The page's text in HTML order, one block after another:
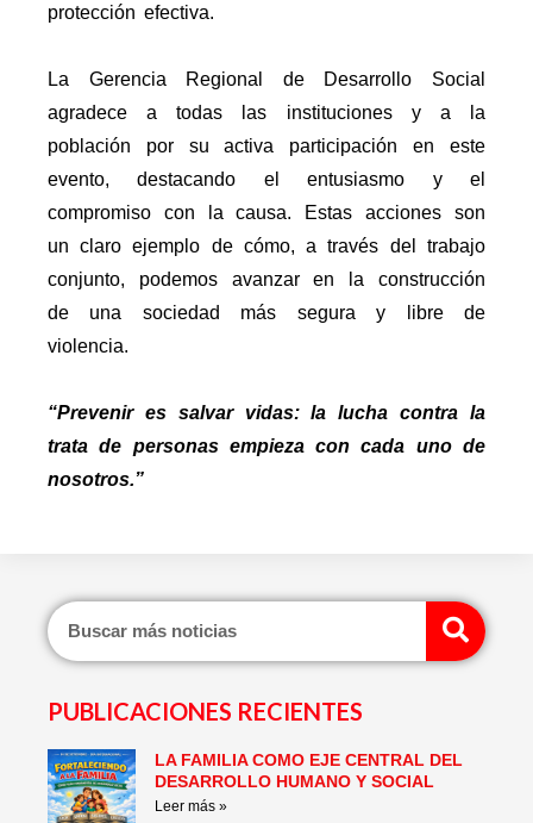
protección efectiva.
La Gerencia Regional de Desarrollo Social
agradece a todas las instituciones y a la
población por su activa participación en este
evento, destacando el entusiasmo y el
compromiso con la causa. Estas acciones son
un claro ejemplo de cómo, a través del trabajo
conjunto, podemos avanzar en la construcción
de una sociedad más segura y libre de
violencia.
“Prevenir es salvar vidas: la lucha contra la
trata de personas empieza con cada uno de
nosotros.”
PUBLICACIONES RECIENTES
LA FAMILIA COMO EJE CENTRAL DEL
DESARROLLO HUMANO Y SOCIAL
Leer más »
PagePagePagePagePagePage